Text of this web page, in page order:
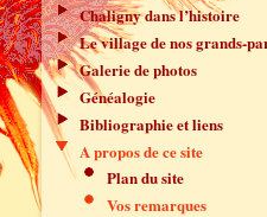
Chaligny dans l’histoire
Le village de nos grands-
Galerie de photos
Généalogie
Bibliographie et liens
A propos de ce site
Plan du site
Vos remarques